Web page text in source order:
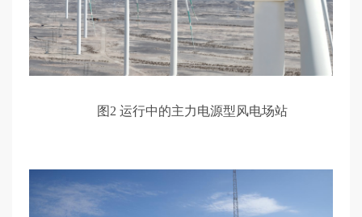
图2 运行中的主力电源型风电场站